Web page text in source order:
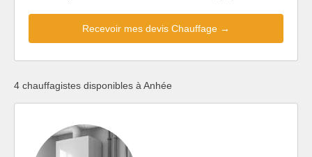
Recevoir mes devis Chauffage →
4 chauffagistes disponibles à Anhée